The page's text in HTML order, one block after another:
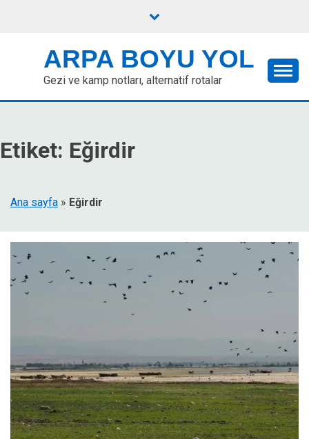
ARPA BOYU YOL
Gezi ve kamp notları, alternatif rotalar
Etiket: Eğirdir
Ana sayfa » Eğirdir